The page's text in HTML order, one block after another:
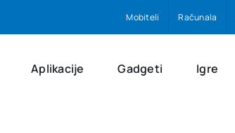
Mobiteli Računala
Aplikacije Gadgeti Igre